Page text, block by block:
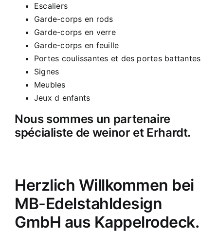
Escaliers
Garde-corps en rods
Garde-corps en verre
Garde-corps en feuille
Portes coulissantes et des portes battantes
Signes
Meubles
Jeux d enfants
Nous sommes un partenaire
spécialiste de weinor et Erhardt.
Herzlich Willkommen bei
MB-Edelstahldesign
GmbH aus Kappelrodeck.